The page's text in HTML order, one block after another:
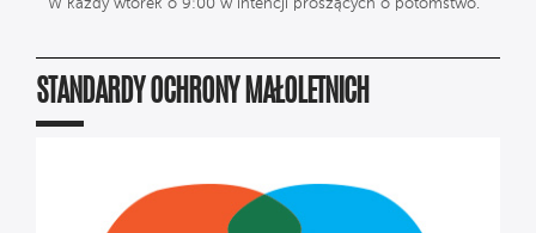
W każdy wtorek o 9:00 w intencji proszących o potomstwo.
STANDARDY OCHRONY MAŁOLETNICH